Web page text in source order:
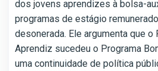
dos jovens aprendizes à bolsa-
programas de estágio
desonerada. Ele argumenta que o
Aprendiz sucedeu o Programa
uma continuidade de política